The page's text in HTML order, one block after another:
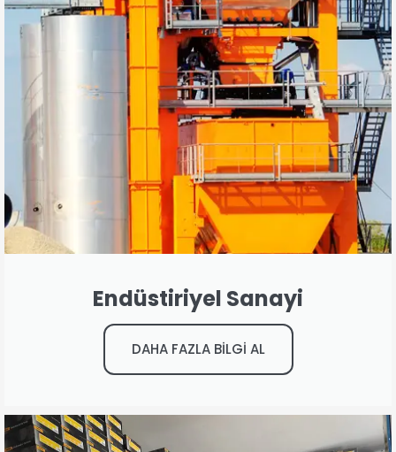
Endüstiriyel Sanayi
DAHA FAZLA BİLGİ AL